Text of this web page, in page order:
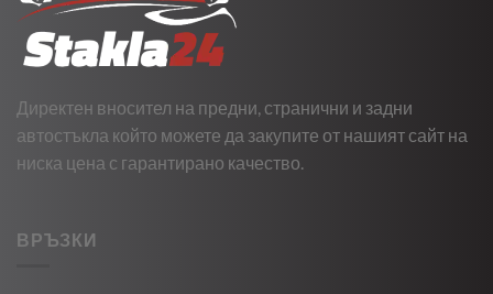
Директен вносител на предни, странични и задни
автостъкла който можете да закупите от нашият сайт на
ниска цена с гарантирано качество.
ВРЪЗКИ